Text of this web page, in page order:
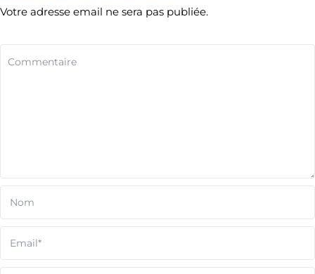
Votre adresse email ne sera pas publiée.